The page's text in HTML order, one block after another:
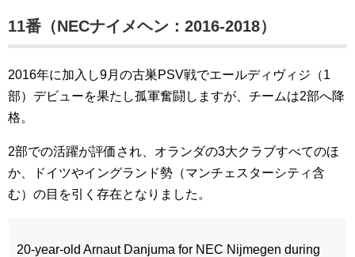
11番（NECナイメヘン：2016-2018）
2016年に加入し9月の古巣PSV戦でエールディヴィジ（1
部）デビューを果たし孤軍奮闘しますが、チームは2部へ降
格。
2部での活躍が評価され、オランダの3大クラブすべてのほ
か、ドイツやイングランド勢（マンチェスターシティ含
む）の目を引く存在となりました。
20-year-old Arnaut Danjuma for NEC Nijmegen during